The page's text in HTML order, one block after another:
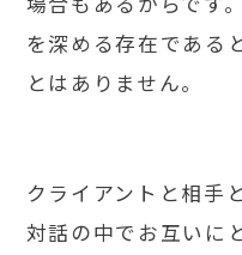
を深める存在である
とはありません。
クライアントと相手
対話の中でお互いに